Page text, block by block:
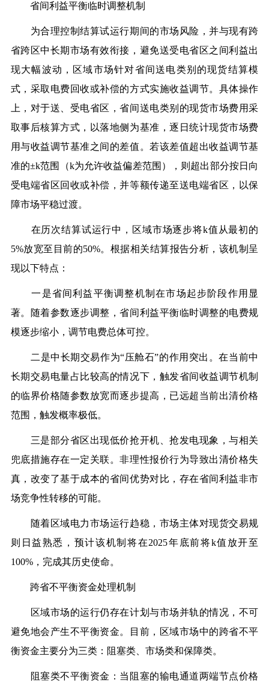
省间利益平衡临时调整机制
为合理控制结算试运行期间的市场风险，并与现有跨
省跨区中长期市场有效衔接，避免送受电省区之间利益出
现大幅波动，区域市场针对省间送电类别的现货结算模
式，采取电费回收或补偿的方式实施收益调节。具体操作
上，对于送、受电省区，省间送电类别的现货市场费用采
取事后核算方式，以落地侧为基准，逐日统计现货市场费
用与收益调节基准之间的差值。若该差值超出收益调节基
准的±k范围（k为允许收益偏差范围），则超出部分按日向
受电端省区回收或补偿，并等额传递至送电端省区，以保
障市场平稳过渡。
在历次结算试运行中，区域市场逐步将k值从最初的
5%放宽至目前的50%。根据相关结算报告分析，该机制呈
现以下特点：
一是省间利益平衡调整机制在市场起步阶段作用显
著。随着参数逐步调整，省间利益平衡临时调整的电费规
模逐步缩小，调节电费总体可控。
二是中长期交易作为“压舱石”的作用突出。在当前中
长期交易电量占比较高的情况下，触发省间收益调节机制
的临界价格随参数放宽而逐步提高，已远超当前出清价格
范围，触发概率极低。
三是部分省区出现低价抢开机、抢发电现象，与相关
兜底措施存在一定关联。非理性报价行为导致出清价格失
真，改变了基于成本的省间优势对比，存在省间利益非市
场竞争性转移的可能。
随着区域电力市场运行趋稳，市场主体对现货交易规
则日益熟悉，预计该机制将在2025年底前将k值放开至
100%，完成其历史使命。
跨省不平衡资金处理机制
区域市场的运行仍存在计划与市场并轨的情况，不可
避免地会产生不平衡资金。目前，区域市场中的跨省不平
衡资金主要分为三类：阻塞类、市场类和保障类。
阻塞类不平衡资金：当阻塞的输电通道两端节点价格